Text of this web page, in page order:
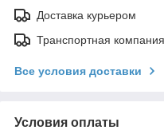
Доставка курьером
Транспортная компания
Все условия доставки
Условия оплаты